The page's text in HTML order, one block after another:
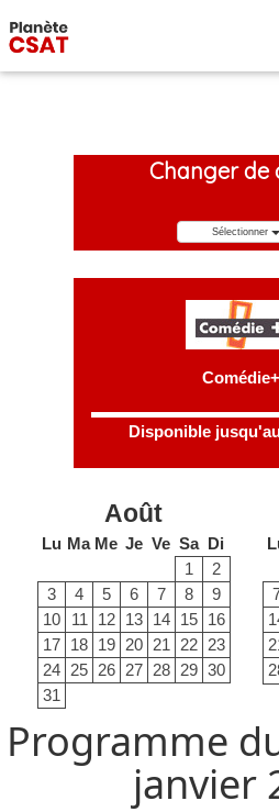
Changer de
Sélectionner
Comédie+
Disponible
Août
Lu Ma Me Je Ve Sa Di
1
2
3
4 5 6 7 8
9
10
11 12 13 14 15 16
17 18 19 20 21 22 23
24 25 26 27 28 29 30
31
Programme
janvier